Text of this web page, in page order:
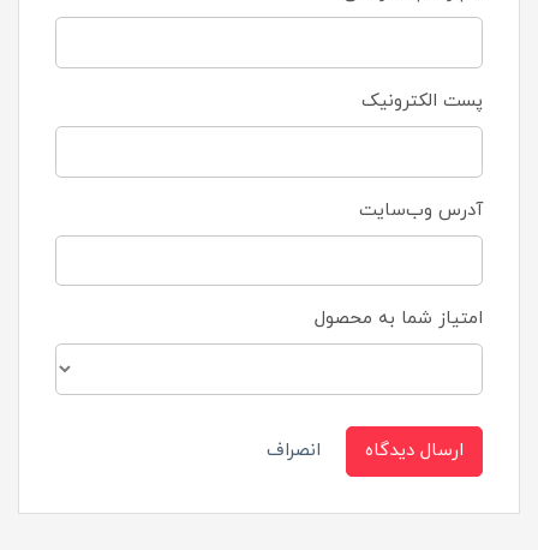
پست الکترونیک
آدرس وب‌سایت
امتیاز شما به محصول
ارسال دیدگاه انصراف